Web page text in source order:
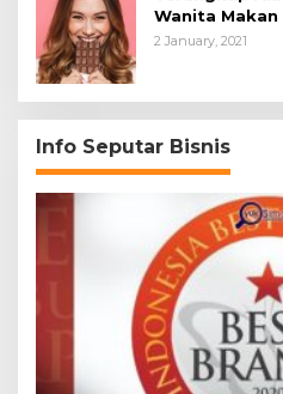
Wanita
2 January, 2021
Info Seputar Bisnis